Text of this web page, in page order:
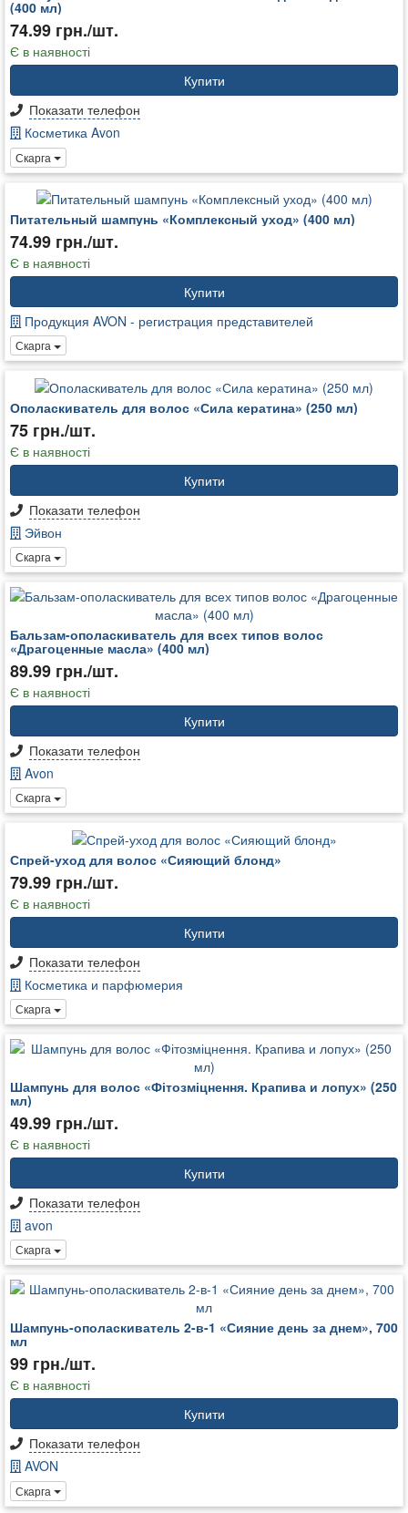
(400 мл)
74.99 грн./шт.
Є в наявності
Купити
Показати телефон
Косметика Avon
Скарга
Питательный шампунь «Комплексный уход» (400 мл)
74.99 грн./шт.
Є в наявності
Купити
Продукция AVON - регистрация представителей
Скарга
Ополаскиватель для волос «Сила кератина» (250 мл)
75 грн./шт.
Є в наявності
Купити
Показати телефон
Эйвон
Скарга
Бальзам-ополаскиватель для всех типов волос
«Драгоценные масла» (400 мл)
89.99 грн./шт.
Є в наявності
Купити
Показати телефон
Avon
Скарга
Спрей-уход для волос «Сияющий блонд»
79.99 грн./шт.
Є в наявності
Купити
Показати телефон
Косметика и парфюмерия
Скарга
Шампунь для волос «Фітозміцнення. Крапива и лопух» (250
мл)
49.99 грн./шт.
Є в наявності
Купити
Показати телефон
avon
Скарга
Шампунь-ополаскиватель 2-в-1 «Сияние день за днем», 700
мл
99 грн./шт.
Є в наявності
Купити
Показати телефон
AVON
Скарга